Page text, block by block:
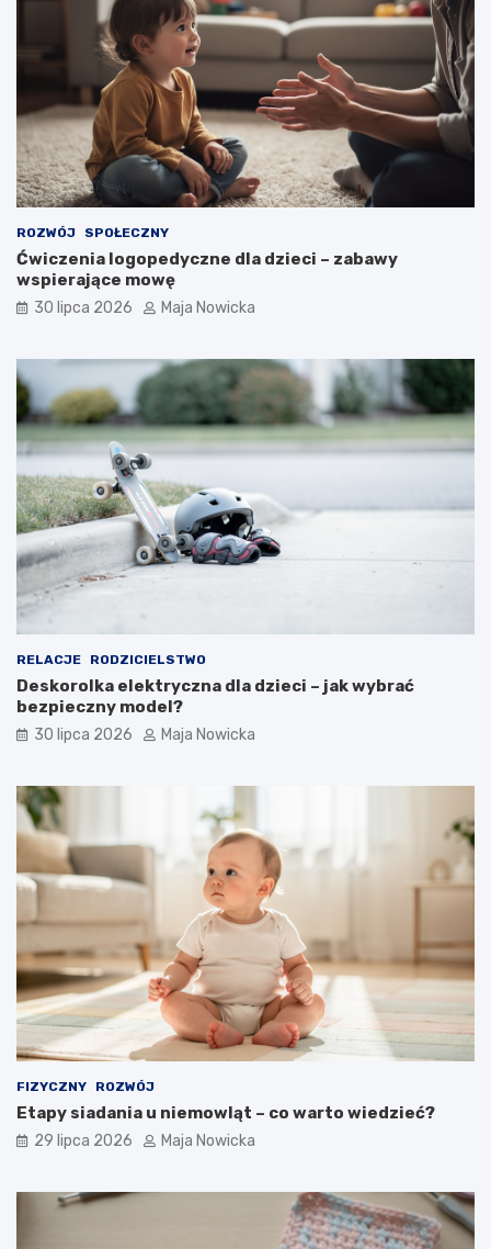
ROZWÓJ SPOŁECZNY
Ćwiczenia logopedyczne dla dzieci – zabawy
wspierające mowę
30 lipca 2026 Maja Nowicka
RELACJE RODZICIELSTWO
Deskorolka elektryczna dla dzieci – jak wybrać
bezpieczny model?
30 lipca 2026 Maja Nowicka
FIZYCZNY ROZWÓJ
Etapy siadania u niemowląt – co warto wiedzieć?
29 lipca 2026 Maja Nowicka